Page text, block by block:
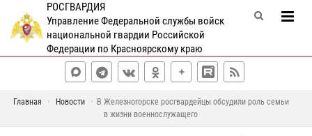
РОСГВАРДИЯ
Управление Федеральной службы войск
национальной гвардии Российской
Федерации по Красноярскому краю
Главная Новости
В Железногорске росгвардейцы обсудили роль семьи
в жизни военнослужащего